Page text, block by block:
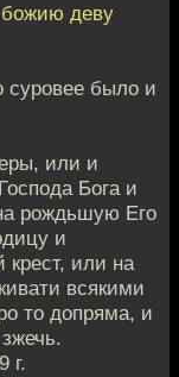
божию деву
суровее было и
или и
Бога и
рождьшую Его
и
или на
всякими
то допряма, и
г.